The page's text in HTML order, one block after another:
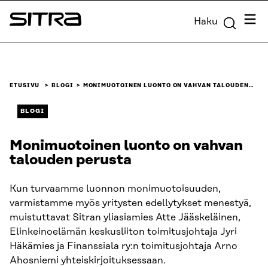
Siirry
suoraan
Sitra Haku
ETUSIVU BLOGI MONIMUOTOINEN LUONTO ON VAHVAN TALOUDEN…
BLOGI
Monimuotoinen luonto on vahvan
talouden perusta
Kun turvaamme luonnon monimuotoisuuden,
varmistamme myös yritysten edellytykset menestyä,
muistuttavat Sitran yliasiamies Atte Jääskeläinen,
Elinkeinoelämän keskusliiton toimitusjohtaja Jyri
Häkämies ja Finanssiala ry:n toimitusjohtaja Arno
Ahosniemi yhteiskirjoituksessaan.